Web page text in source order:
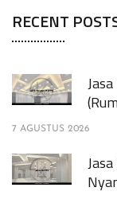
RECENT
7 AGUSTUS 2026